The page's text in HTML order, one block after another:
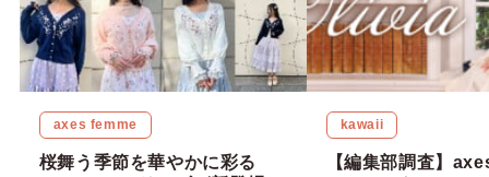
axes femme
桜舞う季節を華やかに彩る
kawaii
【編集部調査】